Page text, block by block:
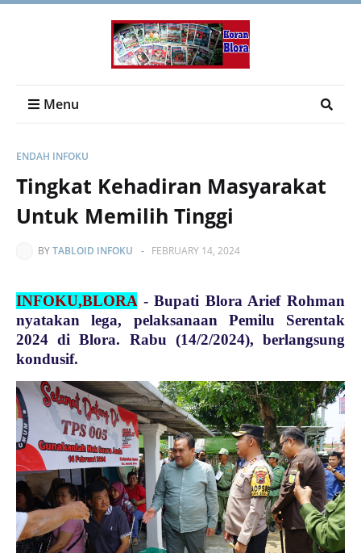
Menu
ENDAH INFOKU
Tingkat Kehadiran Masyarakat
Untuk Memilih Tinggi
BYTABLOID INFOKU - FEBRUARY 14, 2024
INFOKU,BLORA -Bupati Blora Arief Rohman
nyatakan lega, pelaksanaan Pemilu Serentak
2024 di Blora. Rabu (14/2/2024), berlangsung
kondusif.